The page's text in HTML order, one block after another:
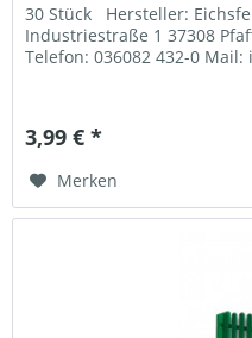
30 Stück Hersteller:
Industriestraße 1 37308
Telefon: 036082 432-0 Mail:
3,99 € *
Merken